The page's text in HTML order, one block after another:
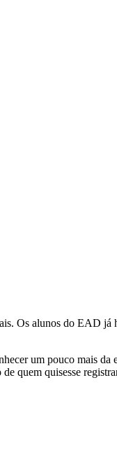
Os alunos do EAD
um pouco mais da
quem quisesse